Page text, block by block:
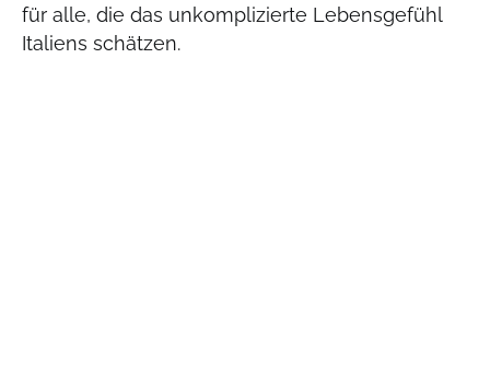
für alle, die das unkomplizierte Lebensgefühl
Italiens schätzen.